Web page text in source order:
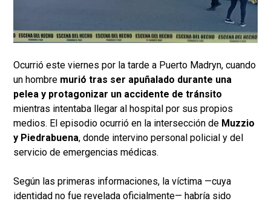
Ocurrió este viernes por la tarde a Puerto Madryn, cuando
un hombre murió tras ser apuñalado durante una
pelea y protagonizar un accidente de tránsito
mientras intentaba llegar al hospital por sus propios
medios. El episodio ocurrió en la intersección de Muzzio
y Piedrabuena, donde intervino personal policial y del
servicio de emergencias médicas.
Según las primeras informaciones, la víctima —cuya
identidad no fue revelada oficialmente— habría sido